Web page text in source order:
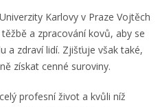
Karlovy v Praze Vojtěch
a zpracování kovů, aby se
a zdraví lidí. Zjišťuje však také,
získat cenné suroviny.
profesní život a kvůli níž